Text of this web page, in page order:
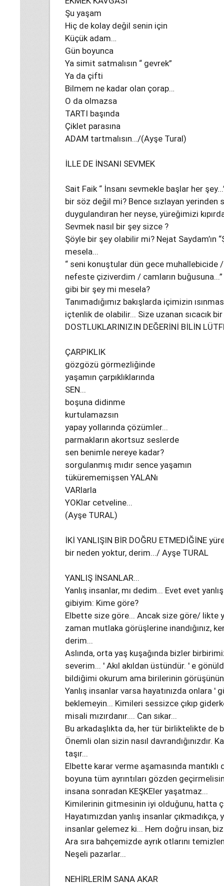
Şu yaşam
Hiç de kolay değil senin için
Küçük adam…
Gün boyunca
Ya simit satmalısın “ gevrek”
Ya da çifti
Bilmem ne kadar olan çorap…
O da olmazsa
TARTI başında
Çiklet parasına
ADAM tartmalısın…/(Ayşe Tural)
İLLE DE İNSANI SEVMEK
Sait Faik “ İnsanı sevmekle başlar her
bir söz değil mi? Bence sızlayan yerinden
duygulandıran her neyse, yüreğimizi
Sevmek nasıl bir şey sizce ?
Şöyle bir şey olabilir mi? Nejat Saydam’ın
mesela...
“ seni konuştular dün gece muhallebicide
nefeste çiziverdim / camların buğusuna...”
gibi bir şey mi mesela?
Tanımadığımız bakışlarda içimizin
içtenlik de olabilir... Size uzanan sıcacık
DOSTLUKLARINIZIN DEĞERİNİ BİLİN
ÇARPIKLIK
gözgözü görmezliğinde
yaşamın çarpıklıklarında
SEN...
boşuna didinme
kurtulamazsın
yapay yollarında çözümler...
parmakların akortsuz seslerde
sen benimle nereye kadar?
sorgulanmış mıdır sence yaşamın
tükürememişsen YALANı
VARlarla
YOKlar cetveline...
(Ayşe TURAL)
İKİ YANLIŞIN BİR DOĞRU ETMEDİĞİNE
bir neden yoktur, derim.../ Ayşe TURAL
YANLIŞ İNSANLAR...
Yanlış insanlar, mı dedim... Evet evet
gibiyim: Kime göre?
Elbette size göre... Ancak size göre/ likte
zaman mutlaka görüşlerine inandığınız,
derim...
Aslında, orta yaş kuşağında bizler
severim... ' Akıl akıldan üstündür. ' e
bildiğimi okurum ama birilerinin görüşünün
Yanlış insanlar varsa hayatınızda onlara '
beklemeyin... Kimileri sessizce çıkıp
misali mızırdanır.... Can sıkar...
Bu arkadaşlıkta da, her tür birliktelikte de
Önemli olan sizin nasıl davrandığınızdır.
taşır...
Elbette karar verme aşamasında mantıklı
boyuna tüm ayrıntıları gözden
insana sonradan KEŞKEler yaşatmaz...
Kimilerinin gitmesinin iyi olduğunu, hatta
Hayatımızdan yanlış insanlar
insanlar gelemez ki... Hem doğru insan,
Ara sıra bahçemizde ayrık otlarını
Neşeli pazarlar...
NEHİRLERİM SANA AKAR